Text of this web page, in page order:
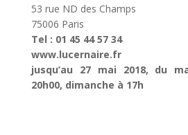
53 rue ND des Champs
75006 Paris
Tel : 01 45 44 57 34
www.lucernaire.fr
jusqu’au 27 mai 2018, du
20h00, dimanche à 17h